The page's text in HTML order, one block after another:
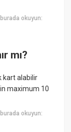
burada okuyun:
mı?
kart alabilir
maximum 10
burada okuyun: